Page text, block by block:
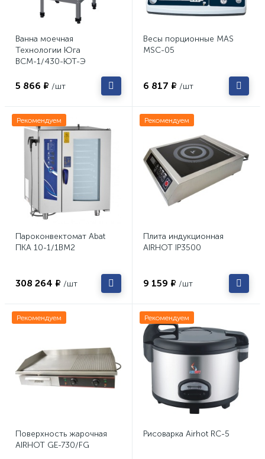
Ванна моечная
Технологии Юга
ВСМ-1/430-ЮТ-Э
5 866 ₽ /шт
Весы порционные MAS
MSC-05
6 817 ₽ /шт
Рекомендуем
Пароконвектомат Abat
ПКА 10-1/1ВМ2
308 264 ₽ /шт
Рекомендуем
Плита индукционная
AIRHOT IP3500
9 159 ₽ /шт
Рекомендуем
Поверхность жарочная
AIRHOT GE-730/FG
Рекомендуем
Рисоварка Airhot RC-5